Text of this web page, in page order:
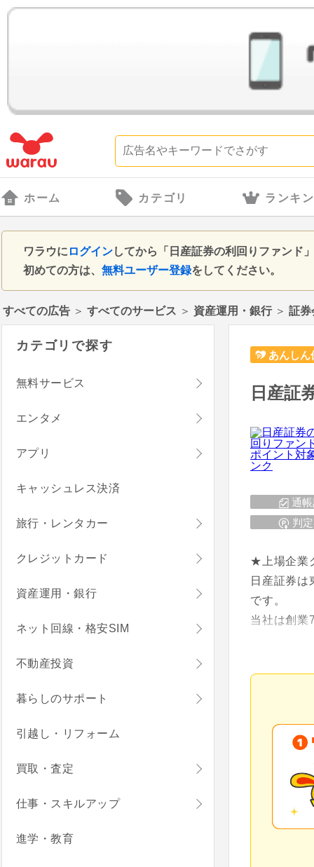
ホーム カテゴリ ランキ
ワラウに ログインしてから「日産証券の利回りファンド
初めての方は、 無料ユーザー登録をしてください。
すべての広告 ＞ すべてのサービス ＞ 資産運用・銀行＞ 証券
あんしん
日産証
通
判
★上場企業
日産証券
です。
当社は創業
日産証券株
加入取引
カテゴリで探す
無料サービス
エンタメ
アプリ
キャッシュレス決済
旅行・レンタカー
クレジットカード
資産運用・銀行
ネット回線・格安SIM
不動産投資
暮らしのサポート
引越し・リフォーム
買取・査定
仕事・スキルアップ
進学・教育